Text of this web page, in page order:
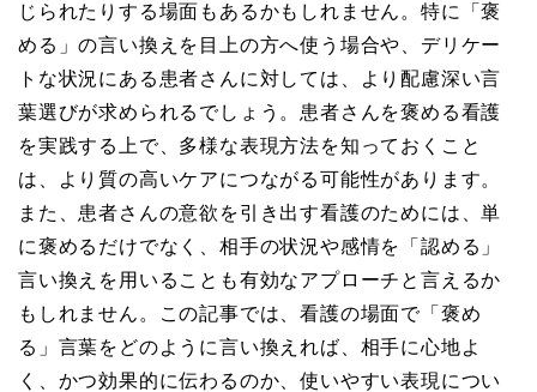
じられたりする場面もあるかもしれません。特に「褒
める」の言い換えを目上の方へ使う場合や、デリケー
トな状況にある患者さんに対しては、より配慮深い言
葉選びが求められるでしょう。患者さんを褒める看護
を実践する上で、多様な表現方法を知っておくこと
は、より質の高いケアにつながる可能性があります。
また、患者さんの意欲を引き出す看護のためには、単
に褒めるだけでなく、相手の状況や感情を「認める」
言い換えを用いることも有効なアプローチと言えるか
もしれません。この記事では、看護の場面で「褒め
る」言葉をどのように言い換えれば、相手に心地よ
く、かつ効果的に伝わるのか、使いやすい表現につい